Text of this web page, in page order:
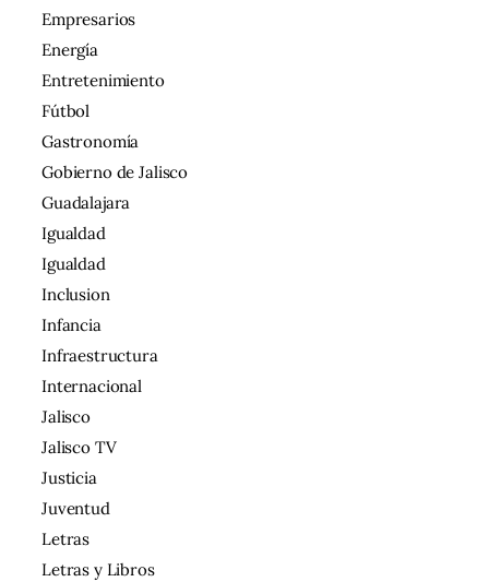
Empresarios
Energía
Entretenimiento
Fútbol
Gastronomía
Gobierno de Jalisco
Guadalajara
Igualdad
Igualdad
Inclusion
Infancia
Infraestructura
Internacional
Jalisco
Jalisco TV
Justicia
Juventud
Letras
Letras y Libros